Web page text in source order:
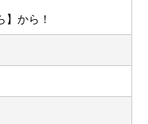
から！